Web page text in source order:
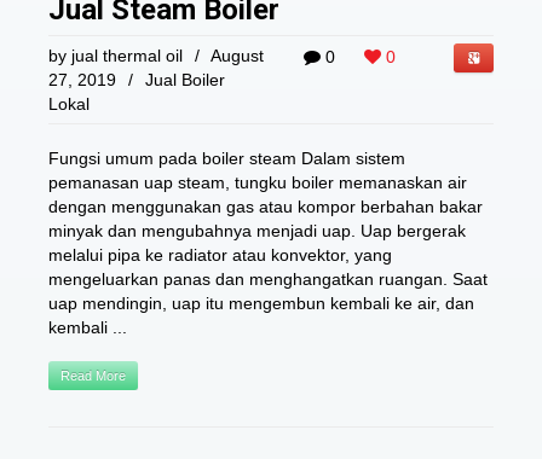
Jual Steam Boiler
0 0
by jual thermal oil / August
27, 2019
/
Jual Boiler
Lokal
Fungsi umum pada boiler steam Dalam sistem
pemanasan uap steam, tungku boiler memanaskan air
dengan menggunakan gas atau kompor berbahan bakar
minyak dan mengubahnya menjadi uap. Uap bergerak
melalui pipa ke radiator atau konvektor, yang
mengeluarkan panas dan menghangatkan ruangan. Saat
uap mendingin, uap itu mengembun kembali ke air, dan
kembali ...
Read More